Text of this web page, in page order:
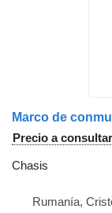
Precio a consultar
Chasis
Rumanía,